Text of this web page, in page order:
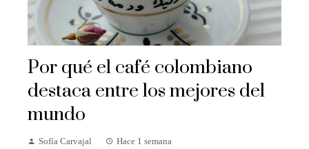
Por qué el café colombiano
destaca entre los mejores del
mundo
Sofía Carvajal Hace 1 semana